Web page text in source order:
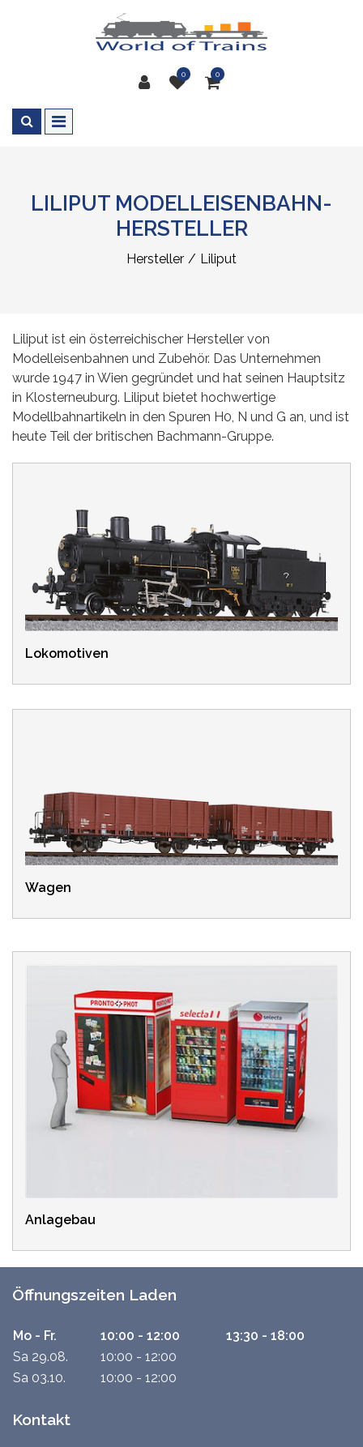
0 0
LILIPUT MODELLEISENBAHN-
HERSTELLER
Hersteller Liliput
Liliput ist ein österreichischer Hersteller von
Modelleisenbahnen und Zubehör. Das Unternehmen
wurde 1947 in Wien gegründet und hat seinen Hauptsitz
in Klosterneuburg. Liliput bietet hochwertige
Modellbahnartikeln in den Spuren H0, N und G an, und ist
heute Teil der britischen Bachmann-Gruppe.
Lokomotiven
Wagen
Anlagebau
Öffnungszeiten Laden
Mo - Fr. 10:00 - 12:00
13:30 - 18:00
Sa 29.08.
10:00 - 12:00
Sa 03.10.
10:00 - 12:00
Kontakt